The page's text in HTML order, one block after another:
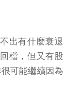
出有什麼衰退
檔，但又有股
可能繼續因為